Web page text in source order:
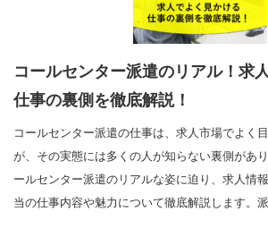
コールセンター派遣のリアル！求
仕事の裏側を徹底解説！
コールセンター派遣の仕事は、求人市場でよく
が、その実態には多くの人が知らない裏側があ
ールセンター派遣のリアルな姿に迫り、求人情
当の仕事内容や魅力について徹底解説します。